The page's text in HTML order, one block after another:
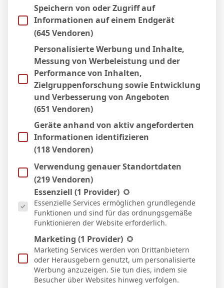
La Liga 2025-2026
11 Apr. 2026
Auswärts
N
2:1
19`
4 Apr. 2026
Heim
N
1:2
22 März 2026
Auswärts 3:2
57` 1
14 März 2026
Heim
S
1:0
24`
7 März 2026
Heim
S
3:2
53`
28 Feb. 2026
Auswärts
S
0:1
45`
21 Feb. 2026 S
61` 1
Im Folgenden finden Sie eine Liste der Zwecke des IAB
Speichern von oder Zugriff auf
Informationen auf einem Endgerät
(645 Vendoren)
Personalisierte Werbung und Inhalte,
Messung von Werbeleistung und der
Performance von Inhalten,
Zielgruppenforschung sowie Entwicklung
und Verbesserung von Angeboten
(651 Vendoren)
Geräte anhand von aktiv angeforderten
Informationen identifizieren
(118 Vendoren)
Verwendung genauer Standortdaten
(219 Vendoren)
Es folgt eine Liste der Service-Gruppen, für die eine
Essenziell (1 Provider)
Essenzielle Services ermöglichen grundlegende
Funktionen und sind für das ordnungsgemäße
Funktionieren der Website erforderlich.
Marketing (1 Provider)
Marketing Services werden von Drittanbietern
oder Herausgebern genutzt, um personalisierte
Werbung anzuzeigen. Sie tun dies, indem sie
Besucher über Websites hinweg verfolgen.